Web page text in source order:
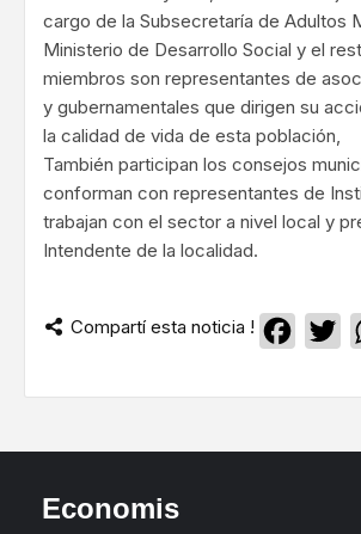
cargo de la Subsecretaría de Adultos
Ministerio de Desarrollo Social y el
miembros son representantes de
y gubernamentales que dirigen su
la calidad de vida de esta población,
También participan los consejos
conforman con representantes de
trabajan con el sector a nivel local y
Intendente de la localidad.
Compartí esta noticia !
Economis